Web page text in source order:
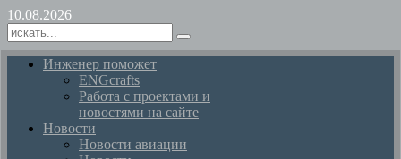
10.08.2026
Инженер поможет
ENGcrafts
Работа с проектами и
новостями на сайте
Новости
Новости авиации